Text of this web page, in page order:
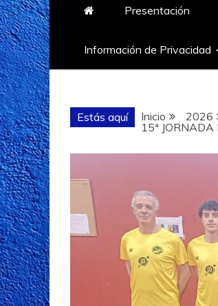
Presentación
Información de Privacidad
Estás aquí Inicio 2026
15ª